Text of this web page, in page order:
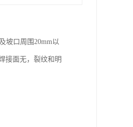
坡口周围20mm以
接面无，裂纹和明